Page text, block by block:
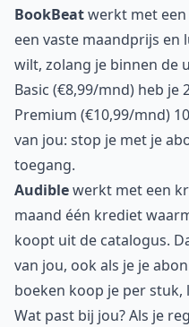
BookBeatwerkt met
een vaste maandprijs en
wilt, zolang je binnen de
Basic (€8,99/mnd) heb je
Premium (€10,99/mnd)
van jou: stop je met je
toegang.
Audiblewerkt met een
maand één krediet
koopt uit de catalogus.
van jou, ook als je je
boeken koop je per
Wat past bij jou? Als je